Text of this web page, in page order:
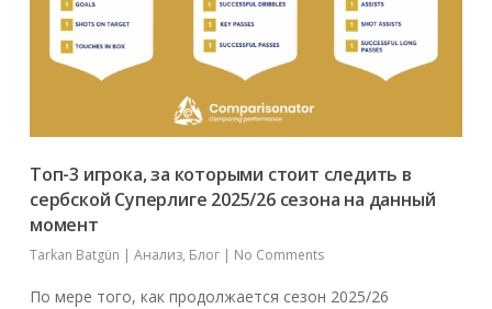
Топ-3 игрока, за которыми стоит следить в
сербской Суперлиге 2025/26 сезона на данный
момент
Tarkan Batgün | Анализ, Блог | No Comments
По мере того, как продолжается сезон 2025/26